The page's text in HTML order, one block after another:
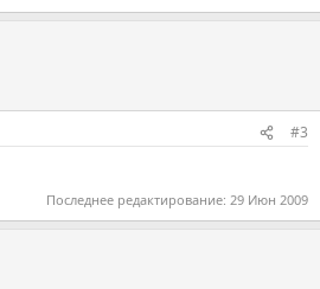
#3
Последнее редактирование: 29 Июн 2009